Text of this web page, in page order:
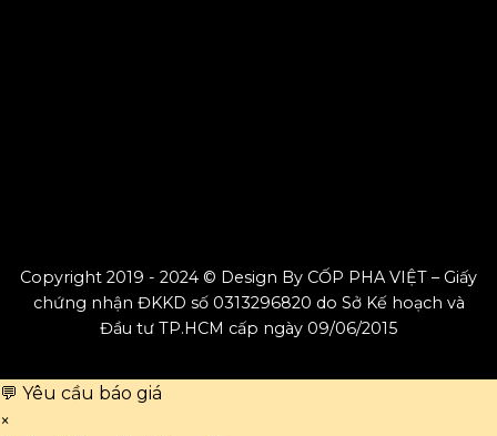
Copyright 2019 - 2024 © Design By CỐP PHA VIỆT – Giấy
chứng nhận ĐKKD số 0313296820 do Sở Kế hoạch và
Đầu tư TP.HCM cấp ngày 09/06/2015
💬 Yêu cầu báo giá
×